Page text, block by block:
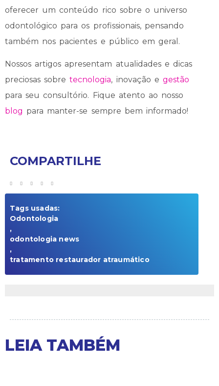
oferecer um conteúdo rico sobre o universo
odontológico para os profissionais, pensando
também nos pacientes e público em geral.
Nossos artigos apresentam atualidades e dicas
preciosas sobretecnologia, inovação egestão
para seu consultório. Fique atento ao nosso
blog para manter-se sempre bem informado!
COMPARTILHE
Tags usadas:
Odontologia
,
odontologia news
,
tratamento restaurador atraumático
LEIA TAMBÉM